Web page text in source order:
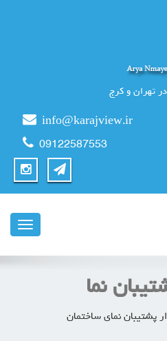
تهران و کرج
info@karajview.ir
09122587553
ناوبری
نما
پشتیبان نمای ساختمان